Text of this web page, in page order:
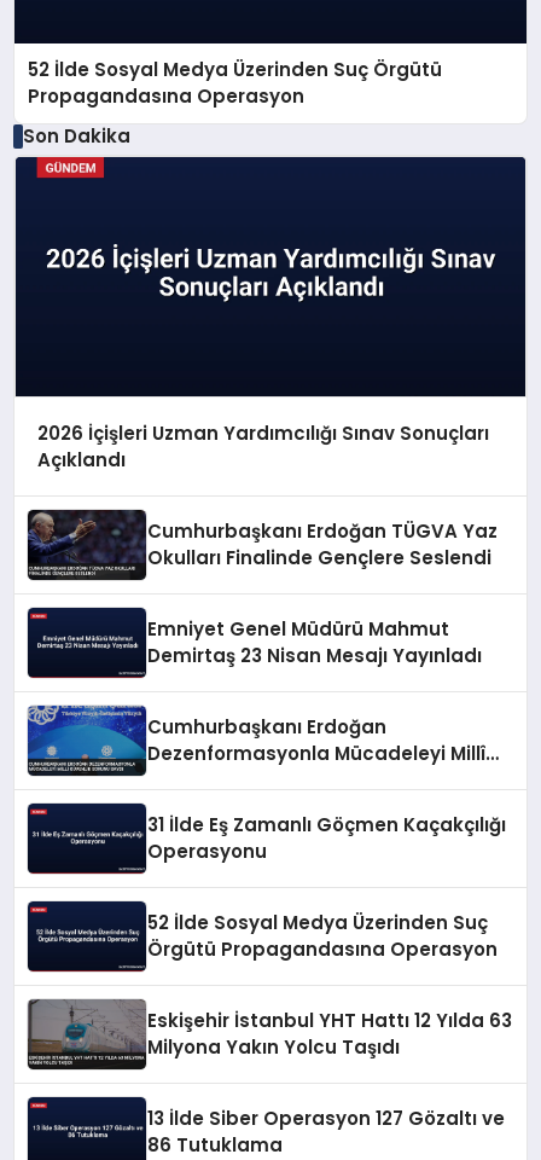
52 İlde Sosyal Medya Üzerinden Suç Örgütü
Propagandasına Operasyon
Son Dakika
2026 İçişleri Uzman Yardımcılığı Sınav Sonuçları
Açıklandı
Cumhurbaşkanı Erdoğan TÜGVA Yaz
Okulları Finalinde Gençlere Seslendi
Emniyet Genel Müdürü Mahmut
Demirtaş 23 Nisan Mesajı Yayınladı
Cumhurbaşkanı Erdoğan
Dezenformasyonla Mücadeleyi Millî
31 İlde Eş Zamanlı Göçmen Kaçakçılığı
Operasyonu
52 İlde Sosyal Medya Üzerinden Suç
Örgütü Propagandasına Operasyon
Eskişehir İstanbul YHT Hattı 12 Yılda 63
Milyona Yakın Yolcu Taşıdı
13 İlde Siber Operasyon 127 Gözaltı ve
86 Tutuklama